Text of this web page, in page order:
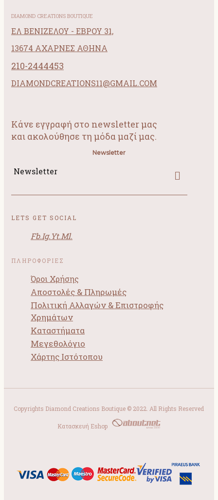
DIAMOND CREATIONS BOUTIQUE
ΕΛ ΒΕΝΙΖΕΛΟΥ - ΕΒΡΟΥ 31,
13674 ΑΧΑΡΝΕΣ ΑΘΗΝΑ
210-2444453
DIAMONDCREATIONS11@GMAIL.COM
Κάνε εγγραφή στο newsletter μας
και ακολούθησε τη μόδα μαζί μας.
Newsletter
Newsletter
LETS GET SOCIAL
Fb.Ig.Yt.Ml.
ΠΛΗΡΟΦΟΡΙΕΣ
Όροι Χρήσης
Αποστολές & Πληρωμές
Πολιτική Αλλαγών & Επιστροφής
Χρημάτων
Καταστήματα
Μεγεθολόγιο
Χάρτης Ιστότοπου
Copyrights Diamond Creations Boutique © 2022. All Rights Reserved
Κατασκευή Eshop